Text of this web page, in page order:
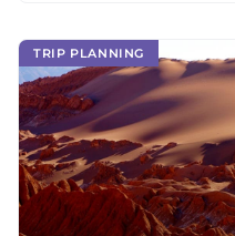
TRIP PLANNING